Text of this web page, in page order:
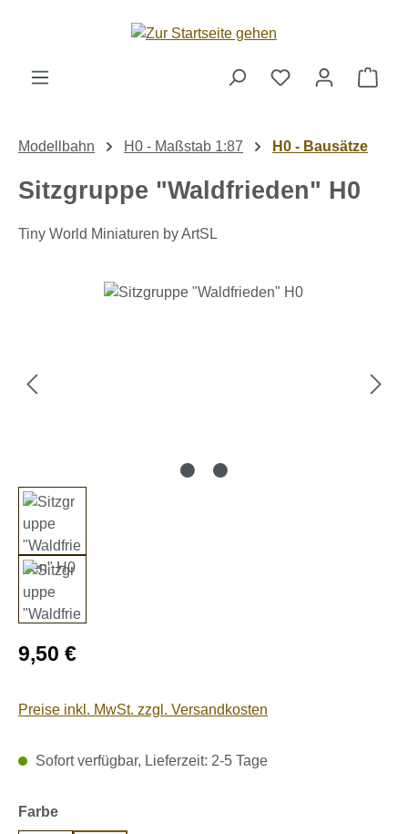
Zum Hauptinhalt springen
Modellbahn H0 - Maßstab 1:87 H0 - Bausätze
Sitzgruppe "Waldfrieden" H0
Tiny World Miniaturen by ArtSL
Bildergalerie überspringen
Regulärer Preis:
9,50 €
Preise inkl. MwSt. zzgl. Versandkosten
Sofort verfügbar, Lieferzeit: 2-5 Tage
Farbeauswählen